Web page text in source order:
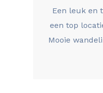
Een leuk en
een top
Mooie